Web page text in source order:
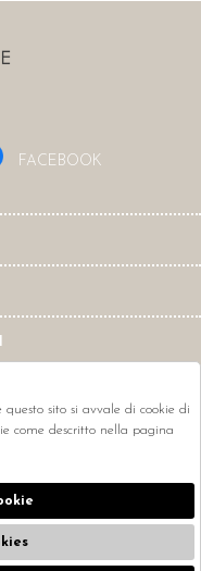
FACEBOOK
sito si avvale di cookie di
come descritto nella pagina